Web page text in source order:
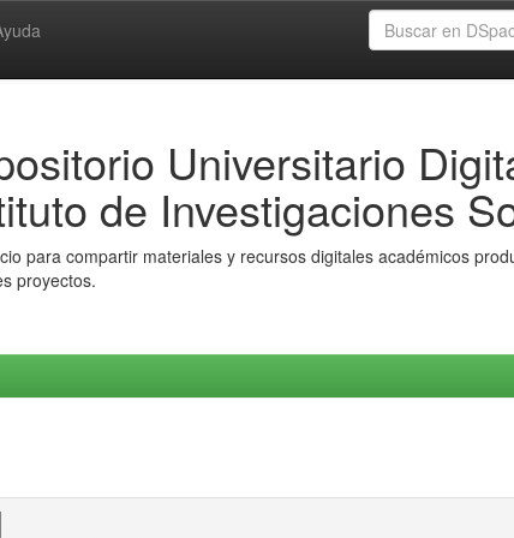
Universitario
de Investigaciones
para compartir materiales y recursos digitales académicos
proyectos.